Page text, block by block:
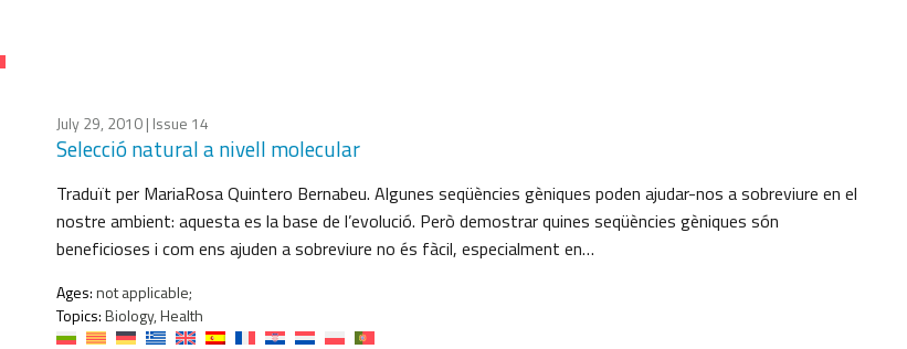
July 29, 2010| Issue 14
Selecció natural a nivell molecular
Traduït per MariaRosa Quintero Bernabeu. Algunes seqüències gèniques poden ajudar-nos a sobreviure en el
nostre ambient: aquesta es la base de l’evolució. Però demostrar quines seqüències gèniques són
beneficioses i com ens ajuden a sobreviure no és fàcil, especialment en…
Ages:not applicable;
Topics:Biology, Health